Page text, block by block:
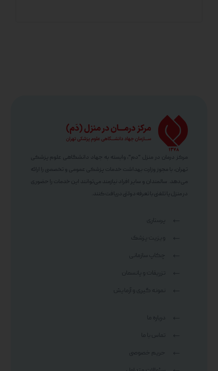
مرکز درمان در منزل "دم"، وابسته به جهاد دانشگاهی علوم پزشکی
تهران، با مجوز وزارت بهداشت خدمات پزشکی عمومی و تخصصی را ارائه
می‌دهد. سالمندان و سایر افراد نیازمند می‌توانند این خدمات را حضوری
در منزل یا تلفنی با تعرفه دولتی دریافت کنند.
پرستاری
ویزیت پزشک
چکاپ سازمانی
تزریقات و پانسمان
نمونه گیری و آزمایش
درباره ما
تماس با ما
حریم خصوصی